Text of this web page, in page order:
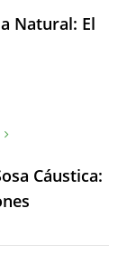
Natural: El
Cáustica: